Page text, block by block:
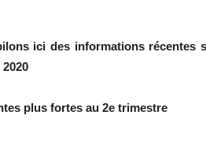
ici des informations récentes
2020
plus fortes au 2e trimestre